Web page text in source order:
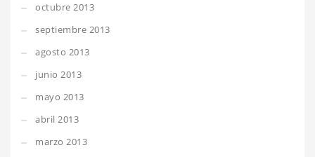
octubre 2013
septiembre 2013
agosto 2013
junio 2013
mayo 2013
abril 2013
marzo 2013